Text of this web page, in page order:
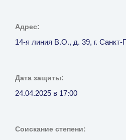
Адрес:
14-я линия В.О., д. 39, г. Санкт-
Дата защиты:
24.04.2025 в 17:00
Соискание степени: